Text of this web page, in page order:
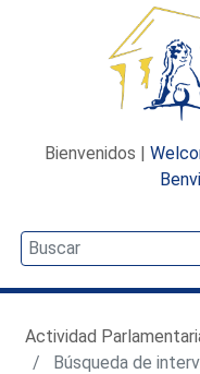
Bienvenidos |
Actividad
Búsqueda de